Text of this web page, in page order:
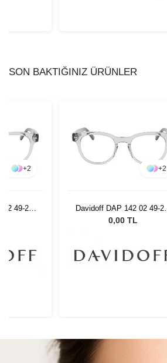
SON BAKTIĞINIZ ÜRÜNLER
+2
49-21-
+2
Davidoff DAP 142 02 49-21-
145
0,00 TL